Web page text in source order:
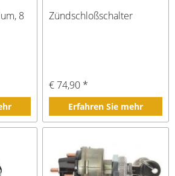
8
Zündschloßschalter
€ 74,90 *
Erfahren Sie mehr